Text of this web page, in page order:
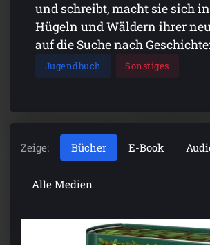
und schreibt, macht sie sich
Hügeln und Wäldern ihrer
auf die Suche nach
Jugendbuch Sonstiges
Zeige: Bücher E-Book
Alle Medien